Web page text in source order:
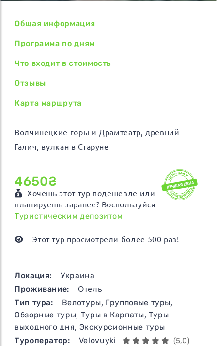
Общая информация
Программа по дням
Что входит в стоимость
Отзывы
Карта маршрута
Волчинецкие горы и Драмтеатр, древний
Галич, вулкан в Старуне
4650₴
Хочешь этот тур подешевле или
планируешь заранее? Воспользуйся
Туристическим депозитом
Этот тур просмотрели более 500 раз!
Локация:
Украина
Проживание:
Отель
Тип тура: Велотуры, Групповые туры,
Обзорные туры, Туры в Карпаты, Туры
выходного дня, Экскурсионные туры
Туроператор:
Velovuyki (5,0)